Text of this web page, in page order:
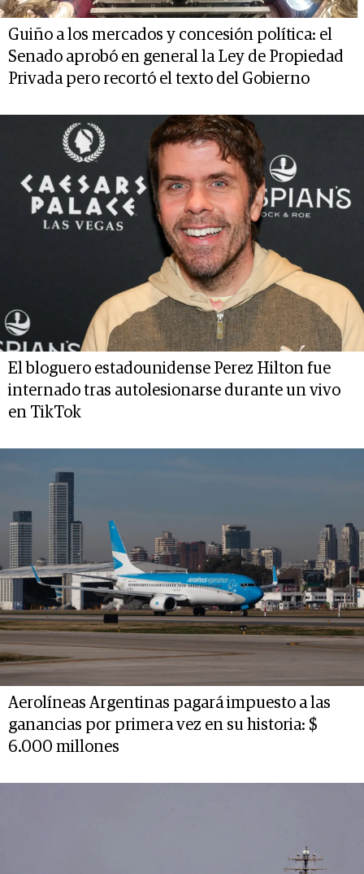
Guiño a los mercados y concesión política: el
Senado aprobó en general la Ley de Propiedad
Privada pero recortó el texto del Gobierno
El bloguero estadounidense Perez Hilton fue
internado tras autolesionarse durante un vivo
en TikTok
Aerolíneas Argentinas pagará impuesto a las
ganancias por primera vez en su historia: $
6.000 millones